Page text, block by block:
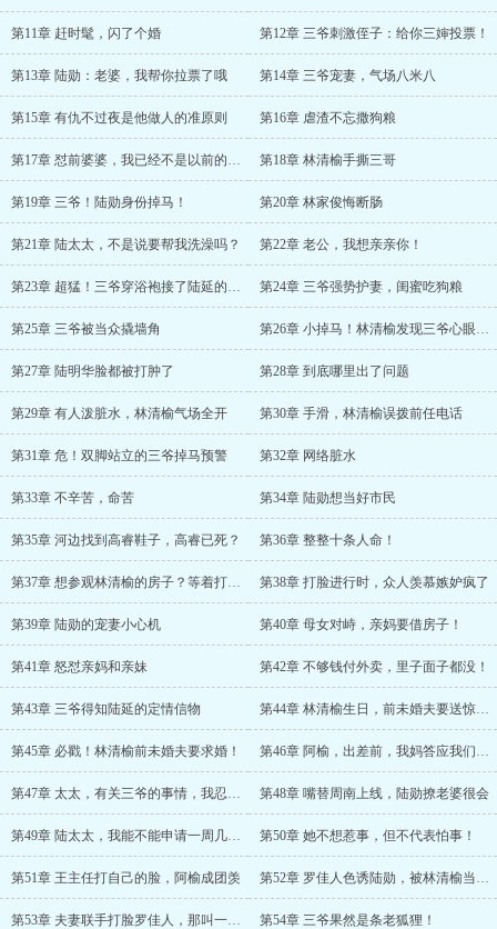
第11章 赶时髦，闪了个婚 第12章 三爷刺激侄子：给你三婶投票！
第13章 陆勋：老婆，我帮你拉票了哦 第14章 三爷宠妻，气场八米八
第15章 有仇不过夜是他做人的准原则 第16章 虐渣不忘撒狗粮
第17章 怼前婆婆，我已经不是以前的林清榆 第18章 林清榆手撕三哥
第19章 三爷！陆勋身份掉马！ 第20章 林家俊悔断肠
第21章 陆太太，不是说要帮我洗澡吗？ 第22章 老公，我想亲亲你！
第23章 超猛！三爷穿浴袍接了陆延的视频电话 第24章 三爷强势护妻，闺蜜吃狗粮
第25章 三爷被当众撬墙角 第26章 小掉马！林清榆发现三爷心眼很小
第27章 陆明华脸都被打肿了 第28章 到底哪里出了问题
第29章 有人泼脏水，林清榆气场全开 第30章 手滑，林清榆误拨前任电话
第31章 危！双脚站立的三爷掉马预警 第32章 网络脏水
第33章 不辛苦，命苦 第34章 陆勋想当好市民
第35章 河边找到高睿鞋子，高睿已死？ 第36章 整整十条人命！
第37章 想参观林清榆的房子？等着打脸！ 第38章 打脸进行时，众人羡慕嫉妒疯了
第39章 陆勋的宠妻小心机 第40章 母女对峙，亲妈要借房子！
第41章 怒怼亲妈和亲妹 第42章 不够钱付外卖，里子面子都没！
第43章 三爷得知陆延的定情信物 第44章 林清榆生日，前未婚夫要送惊喜！
第45章 必戳！林清榆前未婚夫要求婚！ 第46章 阿榆，出差前，我妈答应我们结婚了！
第47章 太太，有关三爷的事情，我忍不住要告诉你 第48章 嘴替周南上线，陆勋撩老婆很会
第49章 陆太太，我能不能申请一周几次？ 第50章 她不想惹事，但不代表怕事！
第51章 王主任打自己的脸，阿榆成团羡 第52章 罗佳人色诱陆勋，被林清榆当场逮到
第53章 夫妻联手打脸罗佳人，那叫一个绝！ 第54章 三爷果然是条老狐狸！